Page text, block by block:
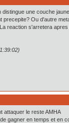
une couche
Ou d'autre
reaction s'arretera
attaquer le reste AMHA
gagner en temps et